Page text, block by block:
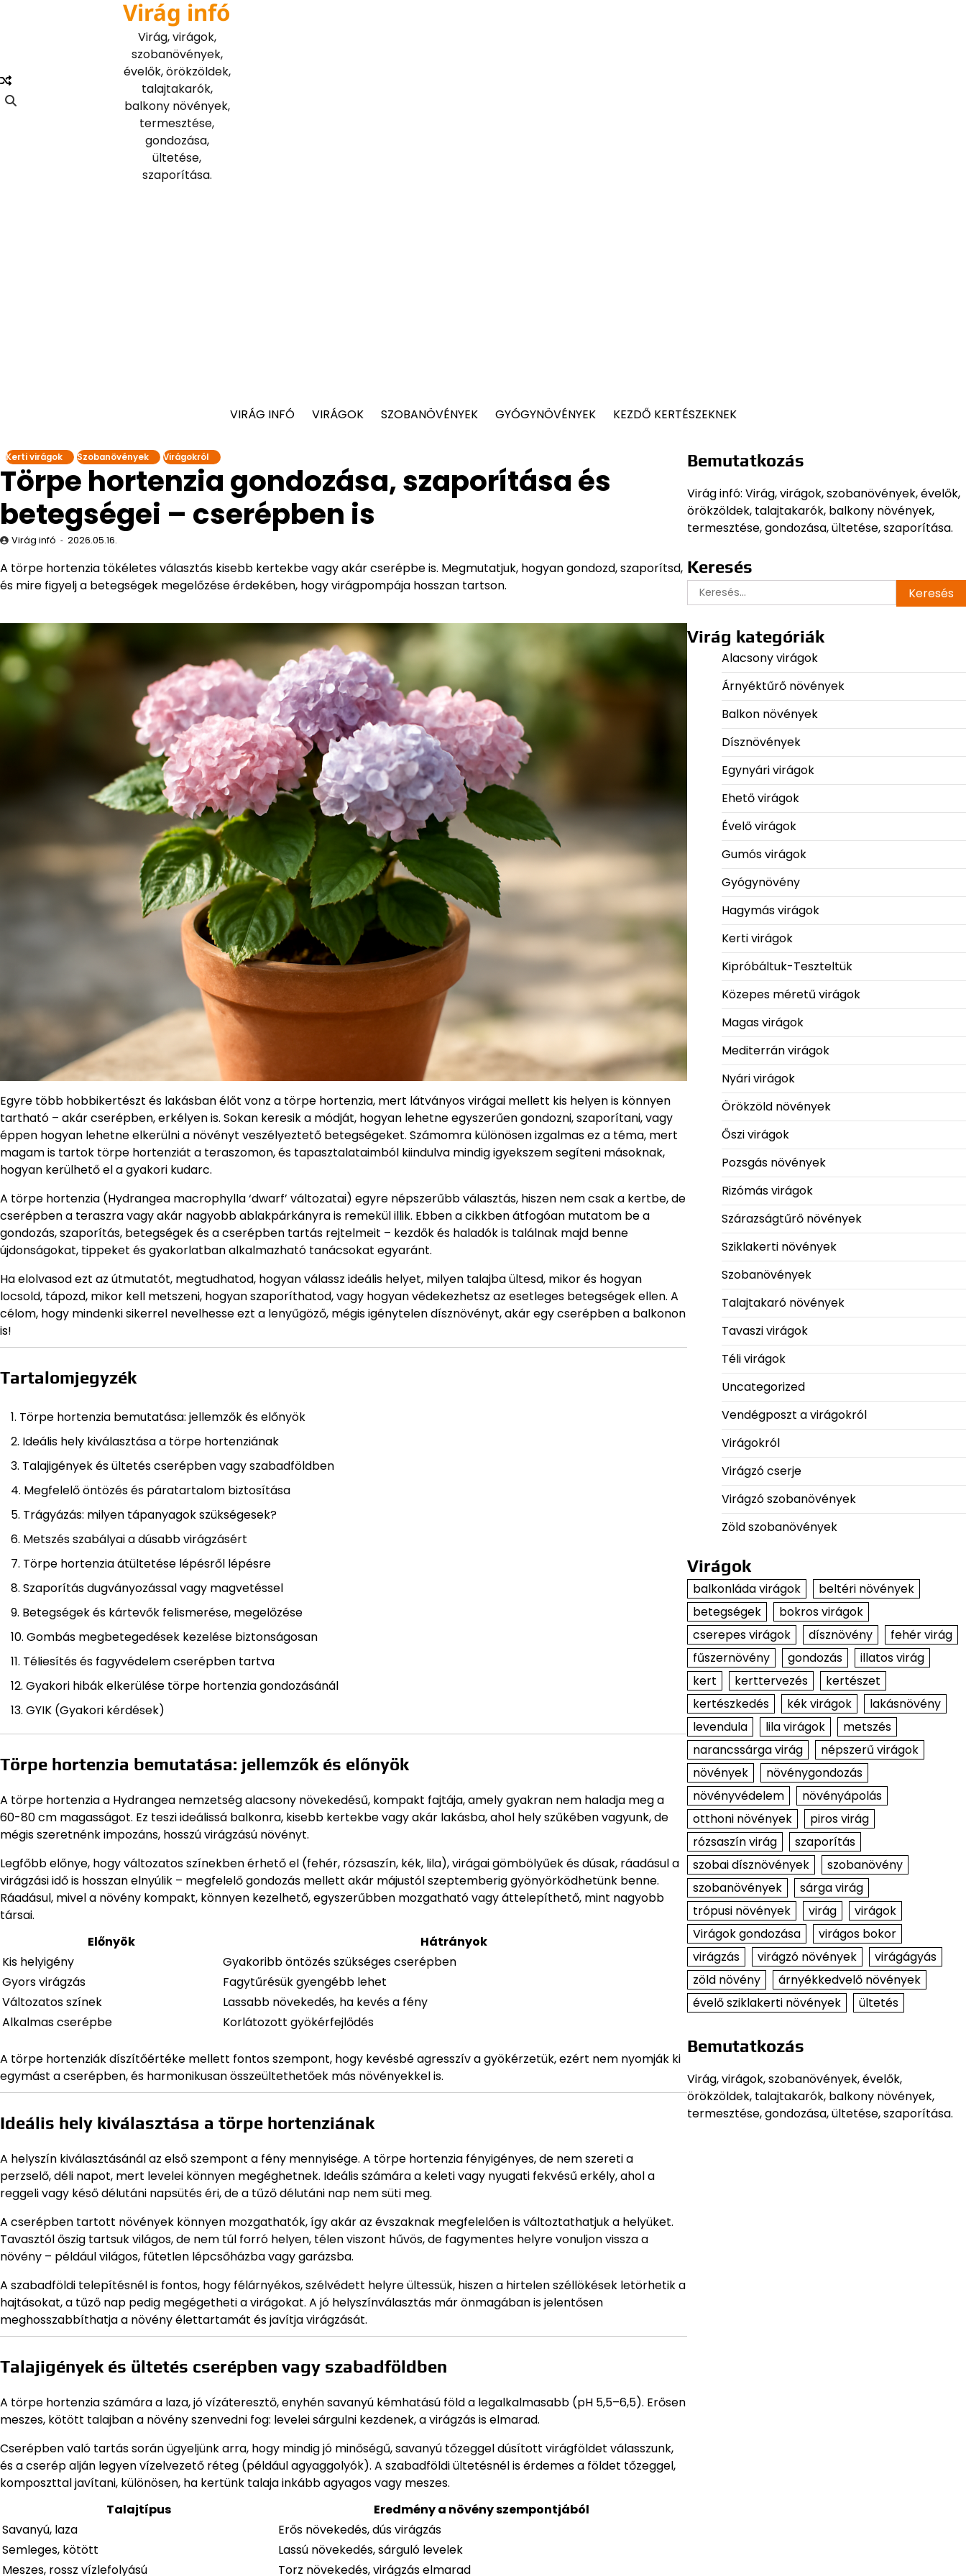
Virág infó
Virág, virágok,
szobanövények,
évelők, örökzöldek,
talajtakarók,
balkony növények,
termesztése,
gondozása,
ültetése,
szaporítása.
VIRÁG INFÓ VIRÁGOK SZOBANÖVÉNYEK GYÓGYNÖVÉNYEK KEZDŐ KERTÉSZEKNEK
Kerti virágok Szobanövények Virágokról
Törpe hortenzia gondozása, szaporítása és
betegségei – cserépben is
Virág infó 2026.05.16.
A törpe hortenzia tökéletes választás kisebb kertekbe vagy akár cserépbe is. Megmutatjuk, hogyan gondozd, szaporítsd,
és mire figyelj a betegségek megelőzése érdekében, hogy virágpompája hosszan tartson.
Egyre több hobbikertészt és lakásban élőt vonz a törpe hortenzia, mert látványos virágai mellett kis helyen is könnyen
tartható – akár cserépben, erkélyen is. Sokan keresik a módját, hogyan lehetne egyszerűen gondozni, szaporítani, vagy
éppen hogyan lehetne elkerülni a növényt veszélyeztető betegségeket. Számomra különösen izgalmas ez a téma, mert
magam is tartok törpe hortenziát a teraszomon, és tapasztalataimból kiindulva mindig igyekszem segíteni másoknak,
hogyan kerülhető el a gyakori kudarc.
A törpe hortenzia (Hydrangea macrophylla ‘dwarf’ változatai) egyre népszerűbb választás, hiszen nem csak a kertbe, de
cserépben a teraszra vagy akár nagyobb ablakpárkányra is remekül illik. Ebben a cikkben átfogóan mutatom be a
gondozás, szaporítás, betegségek és a cserépben tartás rejtelmeit – kezdők és haladók is találnak majd benne
újdonságokat, tippeket és gyakorlatban alkalmazható tanácsokat egyaránt.
Ha elolvasod ezt az útmutatót, megtudhatod, hogyan válassz ideális helyet, milyen talajba ültesd, mikor és hogyan
locsold, tápozd, mikor kell metszeni, hogyan szaporíthatod, vagy hogyan védekezhetsz az esetleges betegségek ellen. A
célom, hogy mindenki sikerrel nevelhesse ezt a lenyűgöző, mégis igénytelen dísznövényt, akár egy cserépben a balkonon
is!
Tartalomjegyzék
Törpe hortenzia bemutatása: jellemzők és előnyök
Ideális hely kiválasztása a törpe hortenziának
Talajigények és ültetés cserépben vagy szabadföldben
Megfelelő öntözés és páratartalom biztosítása
Trágyázás: milyen tápanyagok szükségesek?
Metszés szabályai a dúsabb virágzásért
Törpe hortenzia átültetése lépésről lépésre
Szaporítás dugványozással vagy magvetéssel
Betegségek és kártevők felismerése, megelőzése
Gombás megbetegedések kezelése biztonságosan
Téliesítés és fagyvédelem cserépben tartva
Gyakori hibák elkerülése törpe hortenzia gondozásánál
GYIK (Gyakori kérdések)
Törpe hortenzia bemutatása: jellemzők és előnyök
A törpe hortenzia a Hydrangea nemzetség alacsony növekedésű, kompakt fajtája, amely gyakran nem haladja meg a
60-80 cm magasságot. Ez teszi ideálissá balkonra, kisebb kertekbe vagy akár lakásba, ahol hely szűkében vagyunk, de
mégis szeretnénk impozáns, hosszú virágzású növényt.
Legfőbb előnye, hogy változatos színekben érhető el (fehér, rózsaszín, kék, lila), virágai gömbölyűek és dúsak, ráadásul a
virágzási idő is hosszan elnyúlik – megfelelő gondozás mellett akár májustól szeptemberig gyönyörködhetünk benne.
Ráadásul, mivel a növény kompakt, könnyen kezelhető, egyszerűbben mozgatható vagy áttelepíthető, mint nagyobb
társai.
Előnyök
Hátrányok
Kis helyigény
Gyakoribb öntözés szükséges cserépben
Gyors virágzás
Fagytűrésük gyengébb lehet
Változatos színek
Lassabb növekedés, ha kevés a fény
Alkalmas cserépbe
Korlátozott gyökérfejlődés
A törpe hortenziák díszítőértéke mellett fontos szempont, hogy kevésbé agresszív a gyökérzetük, ezért nem nyomják ki
egymást a cserépben, és harmonikusan összeültethetőek más növényekkel is.
Ideális hely kiválasztása a törpe hortenziának
A helyszín kiválasztásánál az első szempont a fény mennyisége. A törpe hortenzia fényigényes, de nem szereti a
perzselő, déli napot, mert levelei könnyen megéghetnek. Ideális számára a keleti vagy nyugati fekvésű erkély, ahol a
reggeli vagy késő délutáni napsütés éri, de a tűző délutáni nap nem süti meg.
A cserépben tartott növények könnyen mozgathatók, így akár az évszaknak megfelelően is változtathatjuk a helyüket.
Tavasztól őszig tartsuk világos, de nem túl forró helyen, télen viszont hűvös, de fagymentes helyre vonuljon vissza a
növény – például világos, fűtetlen lépcsőházba vagy garázsba.
A szabadföldi telepítésnél is fontos, hogy félárnyékos, szélvédett helyre ültessük, hiszen a hirtelen széllökések letörhetik a
hajtásokat, a tűző nap pedig megégetheti a virágokat. A jó helyszínválasztás már önmagában is jelentősen
meghosszabbíthatja a növény élettartamát és javítja virágzását.
Talajigények és ültetés cserépben vagy szabadföldben
A törpe hortenzia számára a laza, jó vízáteresztő, enyhén savanyú kémhatású föld a legalkalmasabb (pH 5,5–6,5). Erősen
meszes, kötött talajban a növény szenvedni fog: levelei sárgulni kezdenek, a virágzás is elmarad.
Cserépben való tartás során ügyeljünk arra, hogy mindig jó minőségű, savanyú tőzeggel dúsított virágföldet válasszunk,
és a cserép alján legyen vízelvezető réteg (például agyaggolyók). A szabadföldi ültetésnél is érdemes a földet tőzeggel,
komposzttal javítani, különösen, ha kertünk talaja inkább agyagos vagy meszes.
Talajtípus
Eredmény a növény szempontjából
Savanyú, laza
Erős növekedés, dús virágzás
Semleges, kötött
Lassú növekedés, sárguló levelek
Meszes, rossz vízlefolyású
Torz növekedés, virágzás elmarad
Bemutatkozás
Virág infó: Virág, virágok, szobanövények, évelők,
örökzöldek, talajtakarók, balkony növények,
termesztése, gondozása, ültetése, szaporítása.
Keresés
Keresés:
Virág kategóriák
Alacsony virágok
Árnyéktűrő növények
Balkon növények
Dísznövények
Egynyári virágok
Ehető virágok
Évelő virágok
Gumós virágok
Gyógynövény
Hagymás virágok
Kerti virágok
Kipróbáltuk-Teszteltük
Közepes méretű virágok
Magas virágok
Mediterrán virágok
Nyári virágok
Örökzöld növények
Őszi virágok
Pozsgás növények
Rizómás virágok
Szárazságtűrő növények
Sziklakerti növények
Szobanövények
Talajtakaró növények
Tavaszi virágok
Téli virágok
Uncategorized
Vendégposzt a virágokról
Virágokról
Virágzó cserje
Virágzó szobanövények
Zöld szobanövények
Virágok
balkonláda virágok
beltéri növények
betegségek
bokros virágok
cserepes virágok
dísznövény
fehér virág
fűszernövény
gondozás
illatos virág
kert
kerttervezés
kertészet
kertészkedés
kék virágok
lakásnövény
levendula
lila virágok
metszés
narancssárga virág
népszerű virágok
növények
növénygondozás
növényvédelem
növényápolás
otthoni növények
piros virág
rózsaszín virág
szaporítás
szobai dísznövények
szobanövény
szobanövények
sárga virág
trópusi növények
virág
virágok
Virágok gondozása
virágos bokor
virágzás
virágzó növények
virágágyás
zöld növény
árnyékkedvelő növények
évelő sziklakerti növények
ültetés
Bemutatkozás
Virág, virágok, szobanövények, évelők,
örökzöldek, talajtakarók, balkony növények,
termesztése, gondozása, ültetése, szaporítása.